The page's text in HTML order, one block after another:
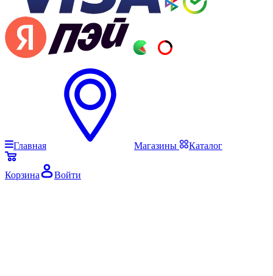
Главная Магазины Каталог
Корзина Войти